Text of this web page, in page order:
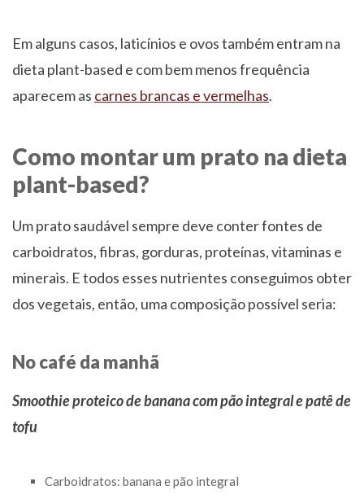
Em alguns casos, laticínios e ovos também entram na
dieta plant-based e com bem menos frequência
aparecem as carnes brancas e vermelhas.
Como montar um prato na dieta
plant-based?
Um prato saudável sempre deve conter fontes de
carboidratos, fibras, gorduras, proteínas, vitaminas e
minerais. E todos esses nutrientes conseguimos obter
dos vegetais, então, uma composição possível seria:
No café da manhã
Smoothie proteico de banana com pão integral e patê de
tofu
Carboidratos: banana e pão integral